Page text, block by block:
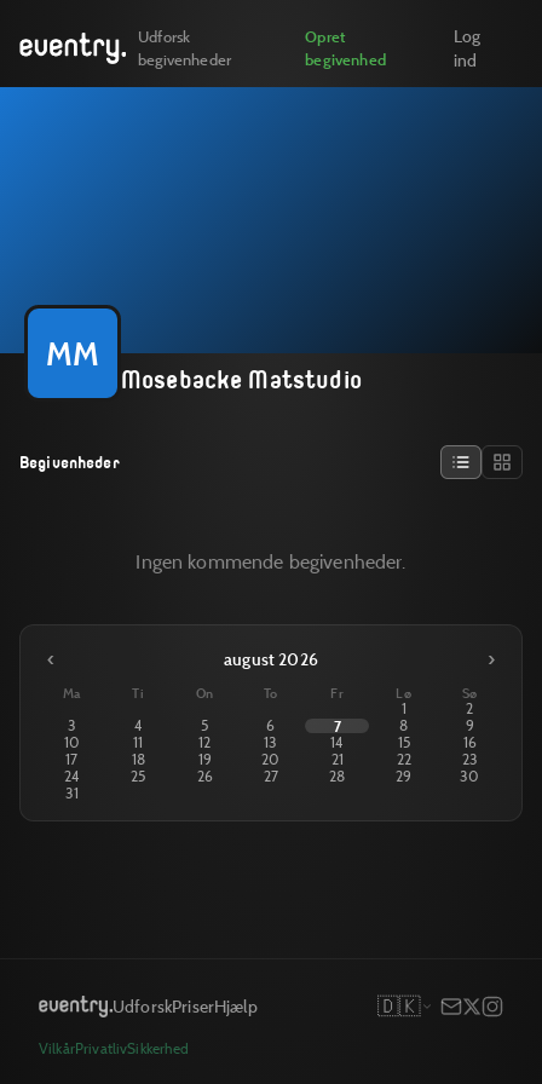
Udforsk
begivenheder
Opret
begivenhed
Log
ind
MM
Mosebacke Matstudio
Begivenheder
Ingen kommende begivenheder.
‹ august 2026 ›
Ma Ti On To Fr Lø Sø
1
2
3
4 5 6 7 8
9
10
11 12 13 14 15
16
17
18 19 20 21 22
23
24
25 26 27 28 29
30
31
UdforskPriserHjælp 🇩🇰
VilkårPrivatlivSikkerhed